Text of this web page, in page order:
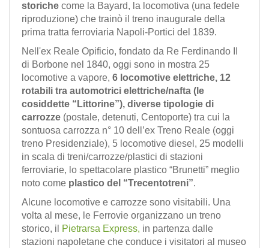
storiche come la Bayard, la locomotiva (una fedele
riproduzione) che trainò il treno inaugurale della
prima tratta ferroviaria Napoli-Portici del 1839.
Nell'ex Reale Opificio, fondato da Re Ferdinando II
di Borbone nel 1840, oggi sono in mostra 25
locomotive a vapore, 6 locomotive elettriche, 12
rotabili tra automotrici elettriche/nafta (le
cosiddette “Littorine”), diverse tipologie di
carrozze (postale, detenuti, Centoporte) tra cui la
sontuosa carrozza n° 10 dell’ex Treno Reale (oggi
treno Presidenziale), 5 locomotive diesel, 25 modelli
in scala di treni/carrozze/plastici di stazioni
ferroviarie, lo spettacolare plastico “Brunetti” meglio
noto come plastico del “Trecentotreni”.
Alcune locomotive e carrozze sono visitabili. Una
volta al mese, le Ferrovie organizzano un treno
storico, il
Pietrarsa Express, in partenza dalle
stazioni napoletane che conduce i visitatori al museo